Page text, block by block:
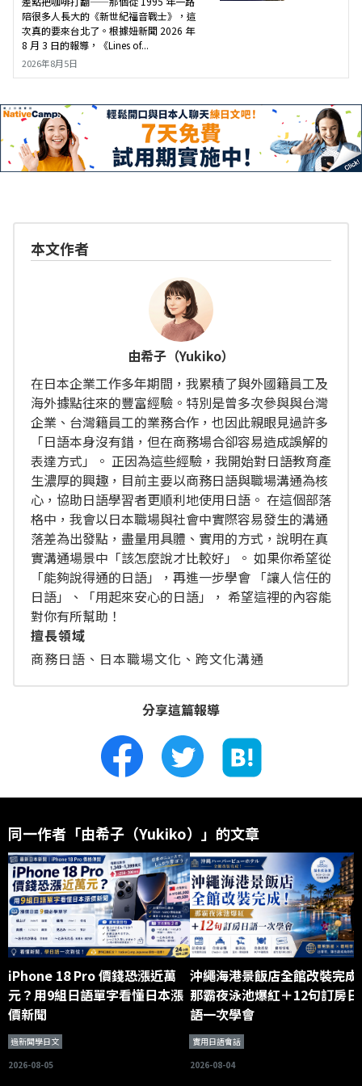
陪很多人長大的《新世紀福音戰士》，這
次真的要來台北了。根據妞新聞 2026 年
8 月 3 日的報導，《Lines of...
2026年8月5日
本文作者
由希子（Yukiko）
在日本企業工作多年期間，我累積了與外國籍員工及
海外據點往來的豐富經驗。特別是曾多次參與與台灣
企業、台灣籍員工的業務合作，也因此親眼見過許多
「日語本身沒有錯，但在商務場合卻容易造成誤解的
表達方式」。 正因為這些經驗，我開始對日語教育產
生濃厚的興趣，目前主要以商務日語與職場溝通為核
心，協助日語學習者更順利地使用日語。 在這個部落
格中，我會以日本職場與社會中實際容易發生的溝通
落差為出發點，盡量用具體、實用的方式，說明在真
實溝通場景中「該怎麼說才比較好」。 如果你希望從
「能夠說得通的日語」，再進一步學會 「讓人信任的
日語」、「用起來安心的日語」， 希望這裡的內容能
對你有所幫助！
擅長領域
商務日語、日本職場文化、跨文化溝通
分享這篇報導
同一作者「由希子（Yukiko）」的文章
iPhone 18 Pro 價錢恐漲近萬
元？用9組日語單字看懂日本漲
價新聞
過新聞學日文
2026-08-05
沖繩海港景飯店全館改裝完成
那霸夜泳池爆紅＋12句訂房日
語一次學會
實用日語會話
2026-08-04